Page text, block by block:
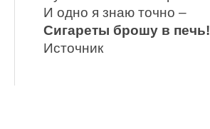
И одно я знаю точно –
Сигареты брошу в печь!
Источник